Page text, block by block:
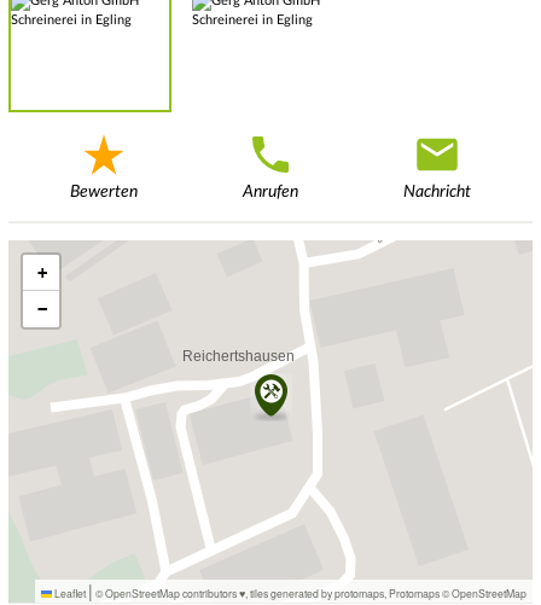
Bewerten Anrufen Nachricht
+
−
Leaflet | © OpenStreetMap contributors ♥, tiles generated by protomaps Protomaps©OpenStreetMap